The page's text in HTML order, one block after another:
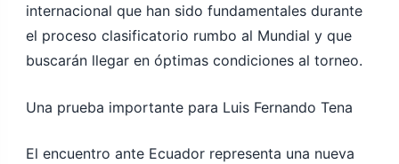
internacional que han sido fundamentales durante
el proceso clasificatorio rumbo al Mundial y que
buscarán llegar en óptimas condiciones al torneo.
Una prueba importante para Luis Fernando Tena
El encuentro ante Ecuador representa una nueva